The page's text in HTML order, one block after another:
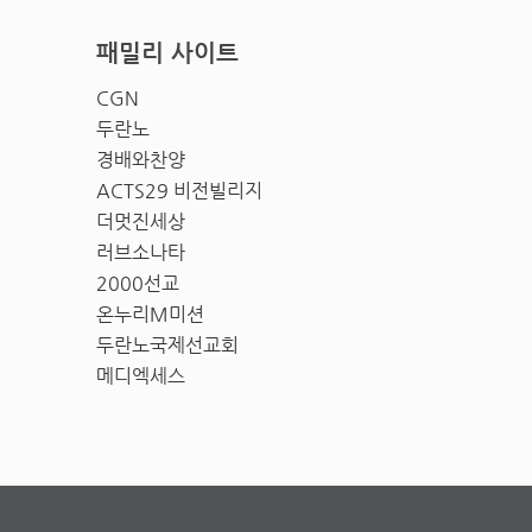
패밀리 사이트
CGN
두란노
경배와찬양
ACTS29 비전빌리지
더멋진세상
러브소나타
2000선교
온누리M미션
두란노국제선교회
메디엑세스